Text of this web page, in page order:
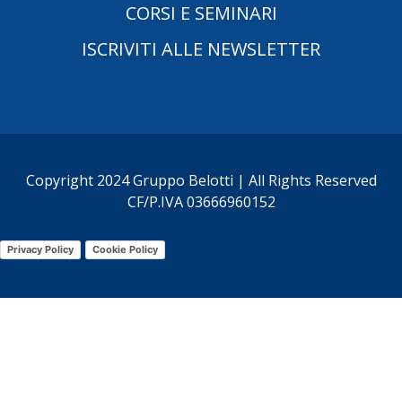
CORSI E SEMINARI
ISCRIVITI ALLE NEWSLETTER
Copyright 2024 Gruppo Belotti | All Rights Reserved
CF/P.IVA 03666960152
Privacy Policy Cookie Policy